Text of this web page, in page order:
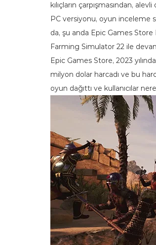
kılıçların çarpışmasından,
PC versiyonu, oyun inceleme
da, şu anda Epic Games
Farming Simulator 22 ile
Epic Games Store, 2023
milyon dolar harcadı ve bu
oyun dağıttı ve kullanıcılar